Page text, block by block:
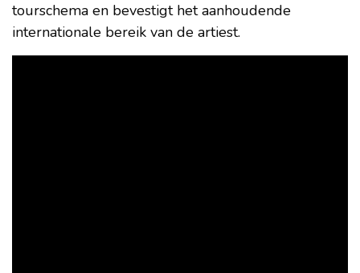
tourschema en bevestigt het aanhoudende
internationale bereik van de artiest.